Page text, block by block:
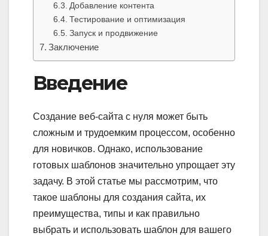
Добавление контента
Тестирование и оптимизация
Запуск и продвижение
Заключение
Введение
Создание веб-сайта с нуля может быть
сложным и трудоемким процессом, особенно
для новичков. Однако, использование
готовых шаблонов значительно упрощает эту
задачу. В этой статье мы рассмотрим, что
такое шаблоны для создания сайта, их
преимущества, типы и как правильно
выбрать и использовать шаблон для вашего